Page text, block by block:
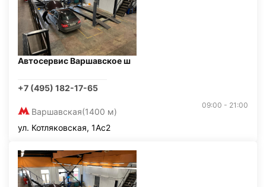
Автосервис Варшавское ш
+7 (495) 182-17-65
Варшавская(1400 м)
09:00 - 21:00
ул. Котляковская, 1Ас2